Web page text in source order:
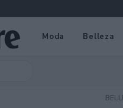
Moda Belleza